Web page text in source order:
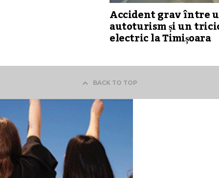
Accident grav între
autoturism și un
electric la Timișoara
BACK TO TOP